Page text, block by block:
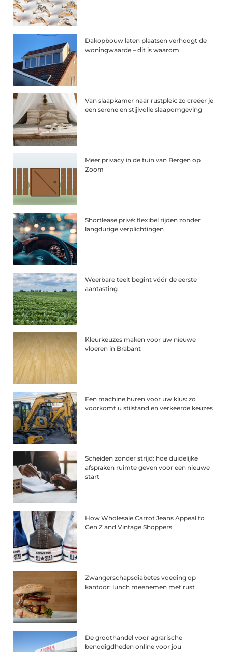
Dakopbouw laten plaatsen verhoogt de
woningwaarde – dit is waarom
Van slaapkamer naar rustplek: zo creëer je
een serene en stijlvolle slaapomgeving
Meer privacy in de tuin van Bergen op
Zoom
Shortlease privé: flexibel rijden zonder
langdurige verplichtingen
Weerbare teelt begint vóór de eerste
aantasting
Kleurkeuzes maken voor uw nieuwe
vloeren in Brabant
Een machine huren voor uw klus: zo
voorkomt u stilstand en verkeerde keuzes
Scheiden zonder strijd: hoe duidelijke
afspraken ruimte geven voor een nieuwe
start
How Wholesale Carrot Jeans Appeal to
Gen Z and Vintage Shoppers
Zwangerschapsdiabetes voeding op
kantoor: lunch meenemen met rust
De groothandel voor agrarische
benodigdheden online voor jou